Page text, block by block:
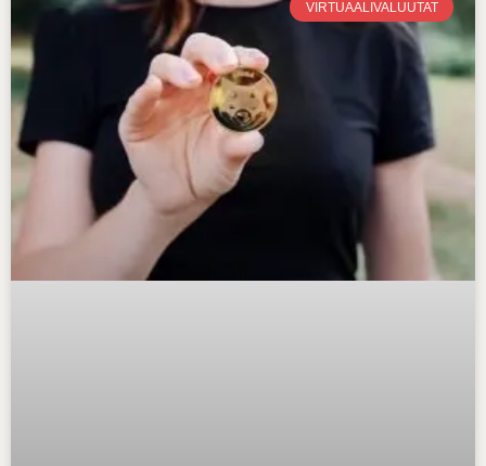
VIRTUAALIVALUUTAT